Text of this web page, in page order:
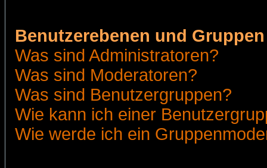
Benutzerebenen und Gruppen
Was sind Administratoren?
Was sind Moderatoren?
Was sind Benutzergruppen?
Wie kann ich einer
Wie werde ich ein